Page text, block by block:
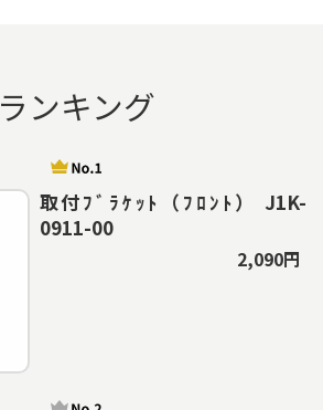
ランキング
取付ﾌﾞﾗｹｯﾄ（ﾌﾛﾝﾄ） J1K-
0911-00
2,090円